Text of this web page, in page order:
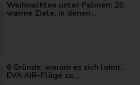
Weihnachten unter Palmen: 20
warme Ziele, in denen…
6 Gründe, warum es sich lohnt,
EVA AIR-Flüge zu…